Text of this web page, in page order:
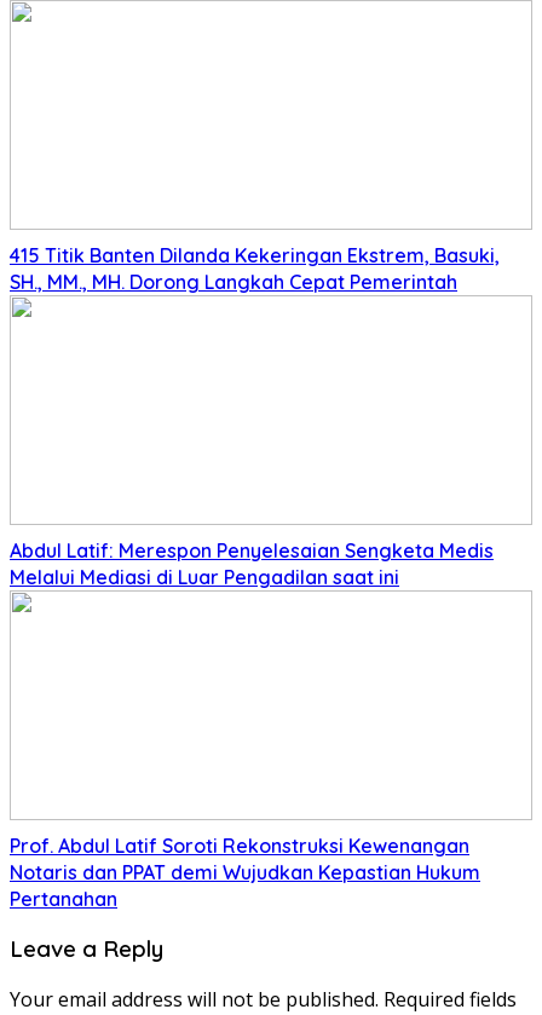
415 Titik Banten Dilanda Kekeringan Ekstrem, Basuki,
SH., MM., MH. Dorong Langkah Cepat Pemerintah
Abdul Latif: Merespon Penyelesaian Sengketa Medis
Melalui Mediasi di Luar Pengadilan saat ini
Prof. Abdul Latif Soroti Rekonstruksi Kewenangan
Notaris dan PPAT demi Wujudkan Kepastian Hukum
Pertanahan
Leave a Reply
Your email address will not be published. Required fields